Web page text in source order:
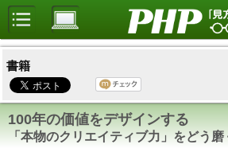
書籍
100年の価値をデザインする
「本物のクリエイティブ力」をどう磨